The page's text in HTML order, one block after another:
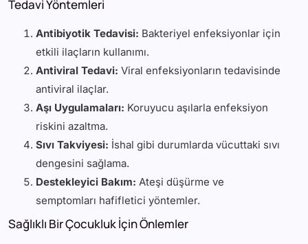
Tedavi Yöntemleri
Antibiyotik Tedavisi: Bakteriyel enfeksiyonlar için
etkili ilaçların kullanımı.
Antiviral Tedavi: Viral enfeksiyonların tedavisinde
antiviral ilaçlar.
Aşı Uygulamaları: Koruyucu aşılarla enfeksiyon
riskini azaltma.
Sıvı Takviyesi: İshal gibi durumlarda vücuttaki sıvı
dengesini sağlama.
Destekleyici Bakım: Ateşi düşürme ve
semptomları hafifletici yöntemler.
Sağlıklı Bir Çocukluk İçin Önlemler